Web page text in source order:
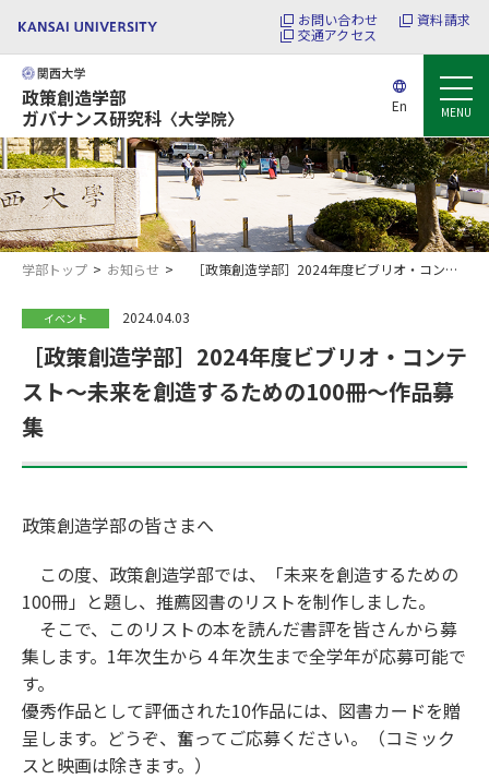
お問い合わせ
資料請求
交通アクセス
政策創造学部
ガバナンス研究科 〈大学院〉
En MENU
学部トップ お知らせ ［政策創造学部］2024年度ビブリオ・コンテスト～未来を創造するための100冊～作品募集
イベント 2024.04.03
［政策創造学部］2024年度ビブリオ・コンテ
スト～未来を創造するための100冊～作品募
集
政策創造学部の皆さまへ
この度、政策創造学部では、「未来を創造するための
100冊」と題し、推薦図書のリストを制作しました。
そこで、このリストの本を読んだ書評を皆さんから募
集します。1年次生から４年次生まで全学年が応募可能で
す。
優秀作品として評価された10作品には、図書カードを贈
呈します。どうぞ、奮ってご応募ください。（コミック
スと映画は除きます。）